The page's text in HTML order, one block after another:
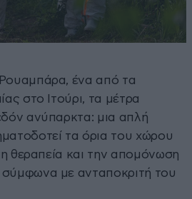
ένα από τα
στο Ιτούρι, τα μέτρα
ανύπαρκτα: μια απλή
τα όρια του χώρου
θεραπεία και την απομόνωση
με ανταποκριτή του